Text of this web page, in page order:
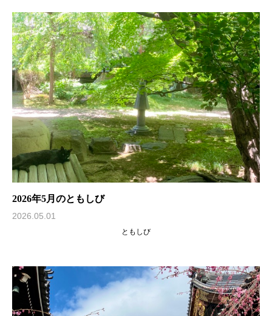
2026年5月のともしび
2026.05.01
ともしび